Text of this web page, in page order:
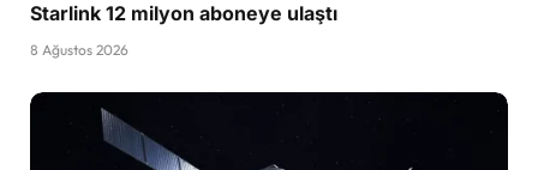
Starlink 12 milyon aboneye ulaştı
8 Ağustos 2026